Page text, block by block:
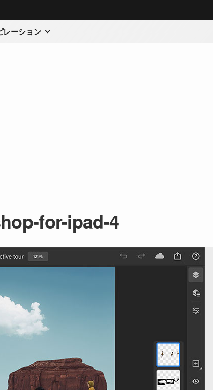
レーション
for-ipad-4